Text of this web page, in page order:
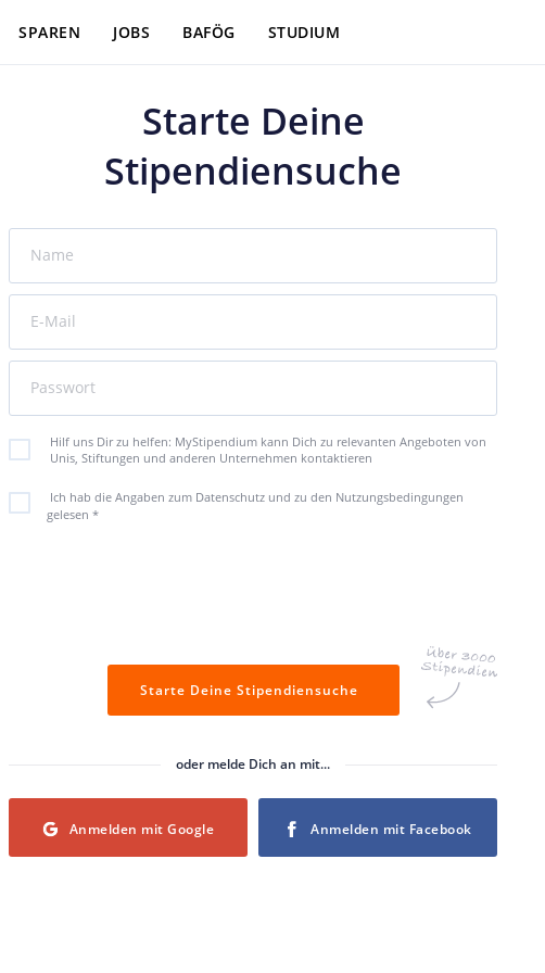
SPAREN JOBS BAFÖG STUDIUM
Starte Deine
Stipendiensuche
Name
E-Mail
Passwort
Hilf uns Dir zu helfen: MyStipendium kann Dich zu relevanten Angeboten von
Unis, Stiftungen und anderen Unternehmen kontaktieren
Ich hab die Angaben zum Datenschutz und zu den Nutzungsbedingungen
gelesen *
Starte Deine Stipendiensuche
oder melde Dich an mit...